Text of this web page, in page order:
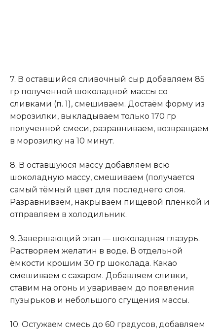
7. В оставшийся сливочный сыр добавляем 85
гр полученной шоколадной массы со
сливками (п. 1), смешиваем. Достаём форму из
морозилки, выкладываем только 170 гр
полученной смеси, разравниваем, возвращаем
в морозилку на 10 минут.
8. В оставшуюся массу добавляем всю
шоколадную массу, смешиваем (получается
самый тёмный цвет для последнего слоя.
Разравниваем, накрываем пищевой плёнкой и
отправляем в холодильник.
9. Завершающий этап — шоколадная глазурь.
Растворяем желатин в воде. В отдельной
ёмкости крошим 30 гр шоколада. Какао
смешиваем с сахаром. Добавляем сливки,
ставим на огонь и увариваем до появления
пузырьков и небольшого сгущения массы.
10. Остужаем смесь до 60 градусов, добавляем